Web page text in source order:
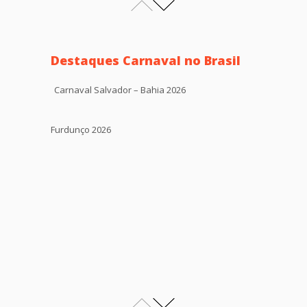
Destaques Carnaval no Brasil
Carnaval Salvador – Bahia 2026
Furdunço 2026